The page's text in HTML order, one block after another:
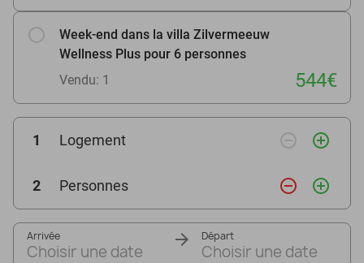
Week-end dans la villa Zilvermeeuw
Wellness Plus pour 6 personnes
Vendu: 1
544€
1 Logement remove_circle_outline add_circle_outline
2 Personnes remove_circle_outline add_circle_outline
Arrivée
Choisir une date
Départ
Choisir une date